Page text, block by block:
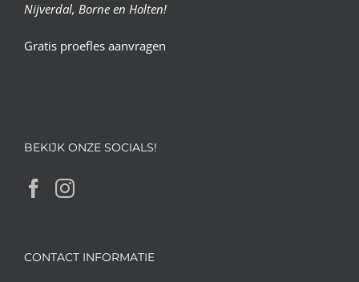
Nijverdal, Borne en Holten!
Gratis proefles aanvragen
BEKIJK ONZE SOCIALS!
CONTACT INFORMATIE